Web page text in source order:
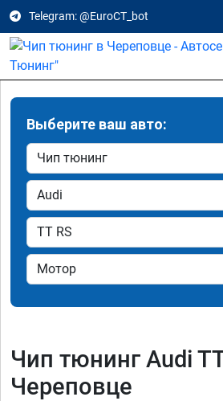
Telegram: @EuroCT_bot
Выберите ваш авто:
Чип тюнинг Audi
Череповце